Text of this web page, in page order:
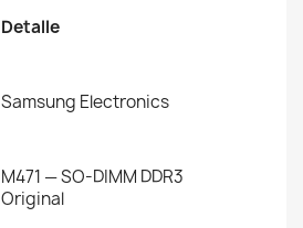
Detalle
Samsung Electronics
M471 — SO-DIMM DDR3
Original